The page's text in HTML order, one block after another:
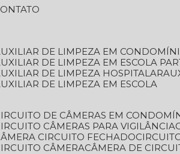
CONTATO
AUXILIAR DE LIMPEZA EM
AUXILIAR DE LIMPEZA EM ESCOLA
AUXILIAR DE LIMPEZA HOSPITALAR
AUXILIAR DE LIMPEZA EM ESCOLA
CIRCUITO DE CÂMERAS EM
CIRCUITO CÂMERAS PARA VIGILÂNCIA
CÂMERA CIRCUITO FECHADO
CIRCUITO CÂMERA
CÂMERA DE